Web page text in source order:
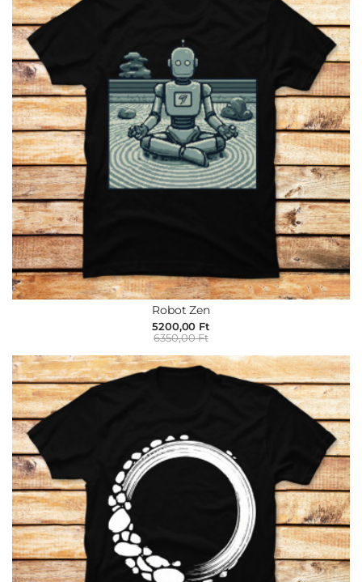
Robot Zen
5200,00 Ft
6350,00 Ft